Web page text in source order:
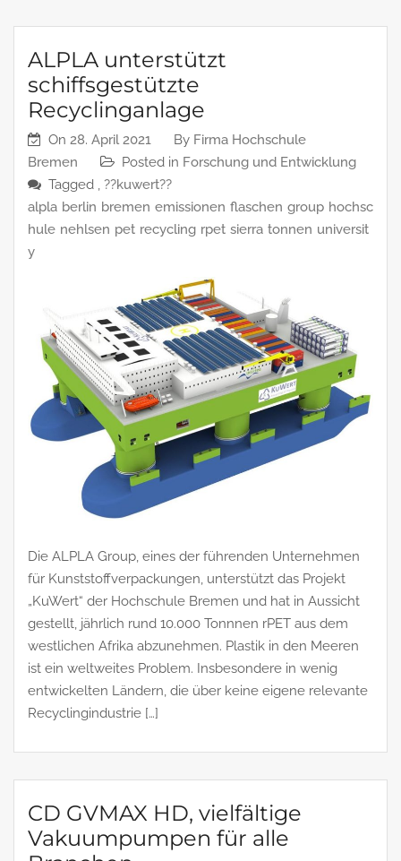
ALPLA unterstützt
schiffsgestützte
Recyclinganlage
On 28. April 2021 By Firma Hochschule
Bremen
Posted in Forschung und Entwicklung
Tagged , ??kuwert??
alpla berlin bremen emissionen flaschen group hochsc
hule nehlsen pet recycling rpet sierra tonnen universit
y
Die ALPLA Group, eines der führenden Unternehmen
für Kunststoffverpackungen, unterstützt das Projekt
„KuWert“ der Hochschule Bremen und hat in Aussicht
gestellt, jährlich rund 10.000 Tonnnen rPET aus dem
westlichen Afrika abzunehmen. Plastik in den Meeren
ist ein weltweites Problem. Insbesondere in wenig
entwickelten Ländern, die über keine eigene relevante
Recyclingindustrie […]
CD GVMAX HD, vielfältige
Vakuumpumpen für alle